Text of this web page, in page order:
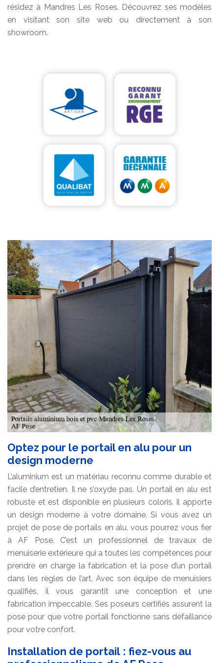
résidez à Mandres Les Roses. Découvrez ses modèles
en visitant son site web ou directement à son
showroom.
Optez pour le portail en alu pour un
design moderne
L’aluminium est un matériau reconnu comme durable et
facile d’entretien. Il ne s’oxyde pas. Un portail en alu est
robuste et est disponible en plusieurs coloris. Il apporte
un design moderne à votre domaine. Si vous avez un
projet de pose de portails en alu, vous pourrez vous fier
à AF Pose. C’est un professionnel de travaux de
menuiserie extérieure qui a toutes les compétences pour
prendre en charge la fabrication et la pose d’un portail
dans les règles de l’art. Avec son équipe de menuisiers
qualifiés, il vous garantit une conception et une
fabrication impeccable. Ses poseurs certifiés assurent la
pose pour que votre portail fonctionne sans défaillance
pour votre confort.
Installation de portail : fiez-vous au